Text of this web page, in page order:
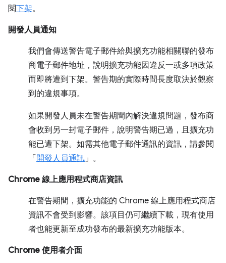
閱下架。
開發人員通知
我們會傳送警告電子郵件給與擴充功能相關聯的發布
商電子郵件地址，說明擴充功能因違反一或多項政策
而即將遭到下架。警告期的實際時間長度取決於觀察
到的違規事項。
如果開發人員未在警告期間內解決違規問題，發布商
會收到另一封電子郵件，說明警告期已過，且擴充功
能已遭下架。如需其他電子郵件通訊的資訊，請參閱
「開發人員通訊 」。
Chrome 線上應用程式商店資訊
在警告期間，擴充功能的 Chrome 線上應用程式商店
資訊不會受到影響。該項目仍可繼續下載，現有使用
者也能更新至成功發布的最新擴充功能版本。
Chrome 使用者介面